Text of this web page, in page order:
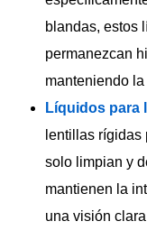
blandas, estos
permanezcan
manteniendo
Líquidos para
lentillas
solo limpian y
mantienen la
una visión